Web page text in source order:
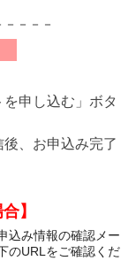
－－－
申し込む」ボタ
、お申込み完了
】
込み情報の確認メー
のURLをご確認くだ